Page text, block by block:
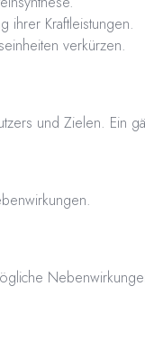
ihrer Kraftleistungen.
verkürzen.
und Zielen. Ein